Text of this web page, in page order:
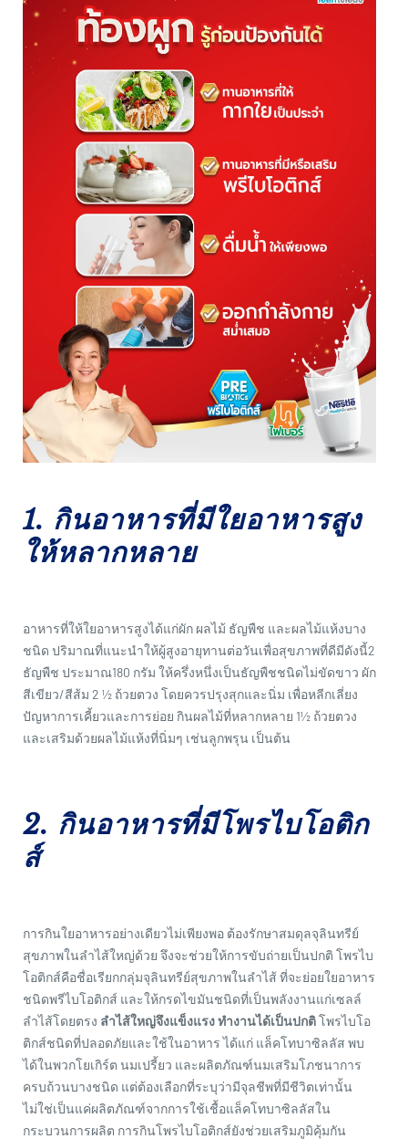
1. กินอาหารที่มีใยอาหารสูง
ให้หลากหลาย
อาหารที่ให้ใยอาหารสูงได้แก่ผัก ผลไม้ ธัญพืช และผลไม้แห้งบาง
ชนิด ปริมาณที่แนะนำให้ผู้สูงอายุทานต่อวันเพื่อสุขภาพที่ดีมีดังนี้2
ธัญพืช ประมาณ180 กรัม ให้ครึ่งหนึ่งเป็นธัญพืชชนิดไม่ขัดขาว ผัก
สีเขียว/สีส้ม 2 ½ ถ้วยตวง โดยควรปรุงสุกและนิ่ม เพื่อหลีกเลี่ยง
ปัญหาการเคี้ยวและการย่อย กินผลไม้ที่หลากหลาย 1½ ถ้วยตวง
และเสริมด้วยผลไม้แห้งที่นิ่มๆ เช่นลูกพรุน เป็นต้น
2. กินอาหารที่มีโพรไบโอติก
ส์
การกินใยอาหารอย่างเดียวไม่เพียงพอ ต้องรักษาสมดุลจุลินทรีย์
สุขภาพในลำไส้ใหญ่ด้วย จึงจะช่วยให้การขับถ่ายเป็นปกติ โพรไบ
โอติกส์คือชื่อเรียกกลุ่มจุลินทรีย์สุขภาพในลำไส้ ที่จะย่อยใยอาหาร
ชนิดพรีไบโอติกส์ และให้กรดไขมันชนิดที่เป็นพลังงานแก่เซลล์
ลำไส้โดยตรง ลำไส้ใหญ่จึงแข็งแรง ทำงานได้เป็นปกติโพรไบโอ
ติกส์ชนิดที่ปลอดภัยและใช้ในอาหาร ได้แก่ แล็คโทบาซิลลัส พบ
ได้ในพวกโยเกิร์ต นมเปรี้ยว และผลิตภัณฑ์นมเสริมโภชนาการ
ครบถ้วนบางชนิด แต่ต้องเลือกที่ระบุว่ามีจุลชีพที่มีชีวิตเท่านั้น
ไม่ใช่เป็นแค่ผลิตภัณฑ์จากการใช้เชื้อแล็คโทบาซิลลัสใน
กระบวนการผลิต การกินโพรไบโอติกส์ยังช่วยเสริมภูมิคุ้มกัน